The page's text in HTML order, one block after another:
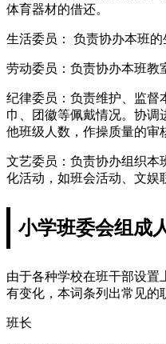
体育器材的借还。
生活委员： 负责协办本班的
劳动委员：负责协办本班教
纪律委员：负责维护、监督
巾、团徽等佩戴情况。协调
他班级人数，作操质量的审
文艺委员：负责协办组织本
化活动，如班会活动、文娱
小学班委会组成
由于各种学校在班干部设置
有变化，本词条列出常见的
班长